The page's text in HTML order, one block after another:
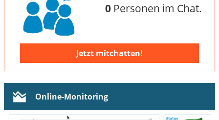
0Personen im Chat.
Jetzt mitchatten!
Online-Monitoring